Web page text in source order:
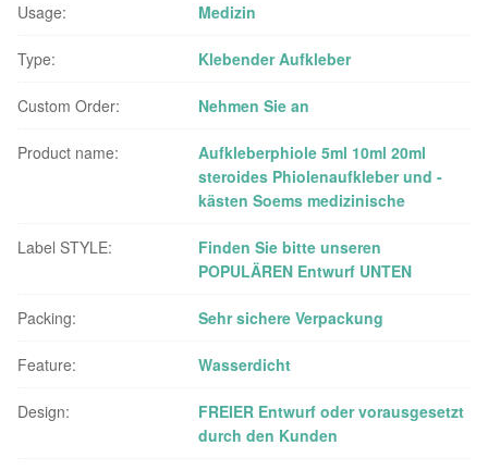
Usage: Medizin
Type: Klebender Aufkleber
Custom Order: Nehmen Sie an
Product name:
Aufkleberphiole 5ml 10ml 20ml
steroides Phiolenaufkleber und -
kästen Soems medizinische
Label STYLE:
Finden Sie bitte unseren
POPULÄREN Entwurf UNTEN
Packing: Sehr sichere Verpackung
Feature: Wasserdicht
Design:
FREIER Entwurf oder vorausgesetzt
durch den Kunden